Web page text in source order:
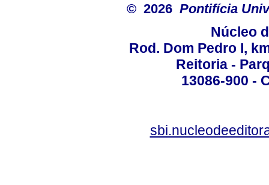
© 2026 Pontifícia
Núcleo
Rod. Dom Pedro I,
Reitoria -
13086-900 -